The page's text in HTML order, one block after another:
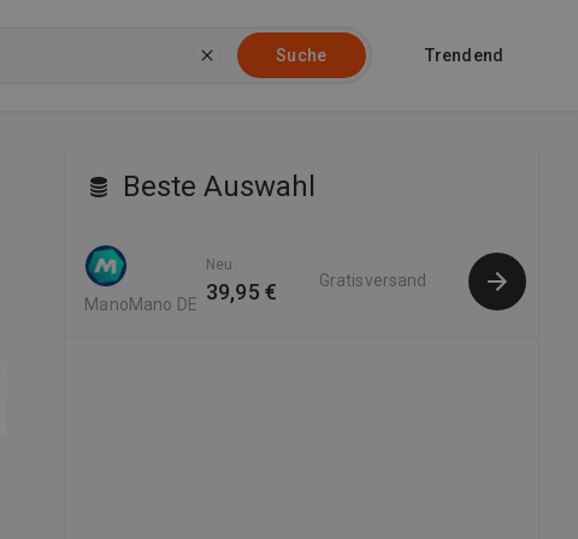
Suche Trendend
Beste Auswahl
ManoMano DE
Neu
39,95 € Gratisversand